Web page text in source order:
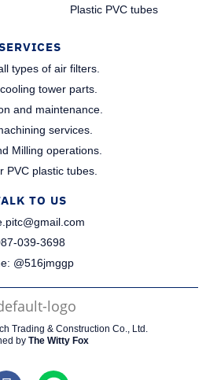
Plastic PVC tubes
types of air filters.
tower parts.​
and maintenance.​
services.​
Milling operations.​
PVC plastic tubes.​
TO US
039-3698​
@516jmggp​
Trading & Construction Co., Ltd.
by The Witty Fox